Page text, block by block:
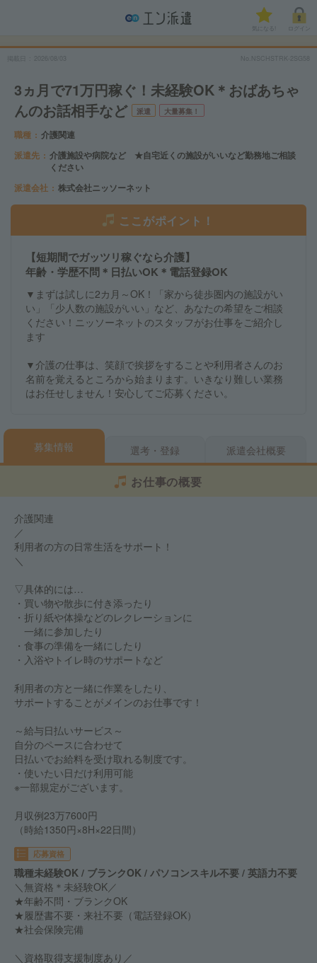
気になる!
No.NSCHSTRK-2SG58
3ヵ月で71万円稼ぐ！未経験OK＊おばあちゃ
んのお話相手など
派遣 大量募集！
職種
介護関連
派遣先
介護施設や病院など ★自宅近くの施設がいいなど勤務地ご相談
ください
派遣会社
株式会社ニッソーネット
ここがポイント！
【短期間でガッツリ稼ぐなら介護】
年齢・学歴不問＊日払いOK＊電話登録OK
▼まずは試しに2カ月～OK！「家から徒歩圏内の施設がい
い」「少人数の施設がいい」など、あなたの希望をご相談
ください！ニッソーネットのスタッフがお仕事をご紹介し
ます
▼介護の仕事は、笑顔で挨拶をすることや利用者さんのお
名前を覚えるところから始まります。いきなり難しい業務
はお任せしません！安心してご応募ください。
募集情報 選考・登録 派遣会社概要
お仕事の概要
介護関連
／
利用者の方の日常生活をサポート！
＼
▽具体的には…
・買い物や散歩に付き添ったり
・折り紙や体操などのレクレーションに
一緒に参加したり
・食事の準備を一緒にしたり
・入浴やトイレ時のサポートなど
利用者の方と一緒に作業をしたり、
サポートすることがメインのお仕事です！
～給与日払いサービス～
自分のペースに合わせて
日払いでお給料を受け取れる制度です。
・使いたい日だけ利用可能
※一部規定がございます。
月収例23万7600円
（時給1350円×8H×22日間）
応募資格
職種未経験OK / ブランクOK / パソコンスキル不要 / 英語力不要
＼無資格＊未経験OK／
★年齢不問・ブランクOK
★履歴書不要・来社不要（電話登録OK）
★社会保険完備
＼資格取得支援制度あり／